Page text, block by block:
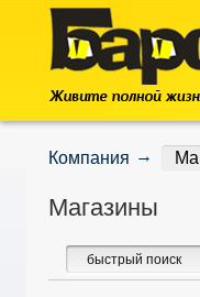
Компания
Магазины